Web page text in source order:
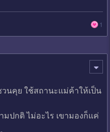
1
นคุย ใช้สถานะแม่ค้าให้เป็น
มปกติ ไม่อะไร เขามองก็แค่